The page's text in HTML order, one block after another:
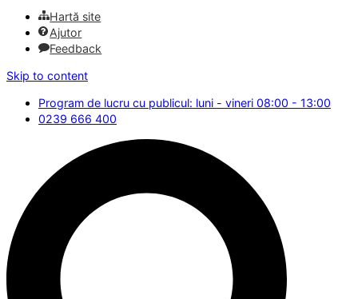
Hartă site
Ajutor
Feedback
Skip to content
Program de lucru cu publicul: luni - vineri 08:00 - 13:00
0239 666 400